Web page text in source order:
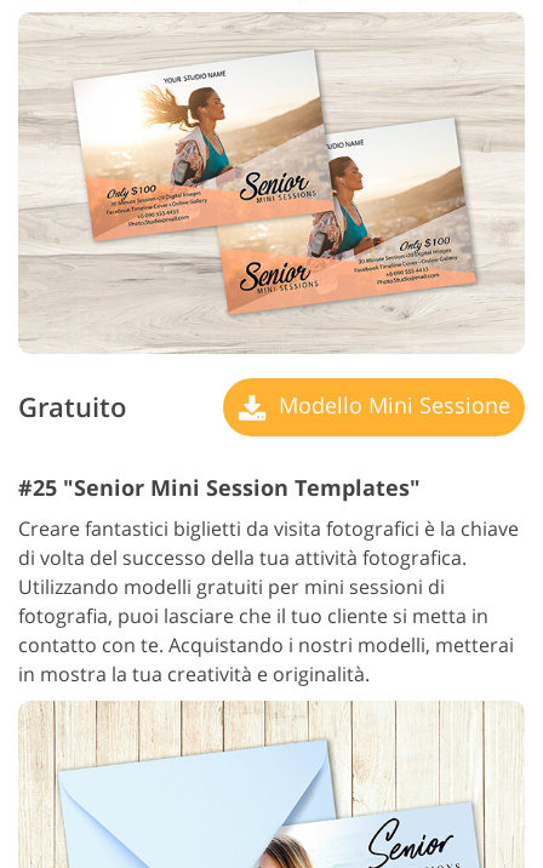
Gratuito Modello Mini Sessione
#25 "Senior Mini Session Templates"
Creare fantastici biglietti da visita fotografici è la chiave
di volta del successo della tua attività fotografica.
Utilizzando modelli gratuiti per mini sessioni di
fotografia, puoi lasciare che il tuo cliente si metta in
contatto con te. Acquistando i nostri modelli, metterai
in mostra la tua creatività e originalità.